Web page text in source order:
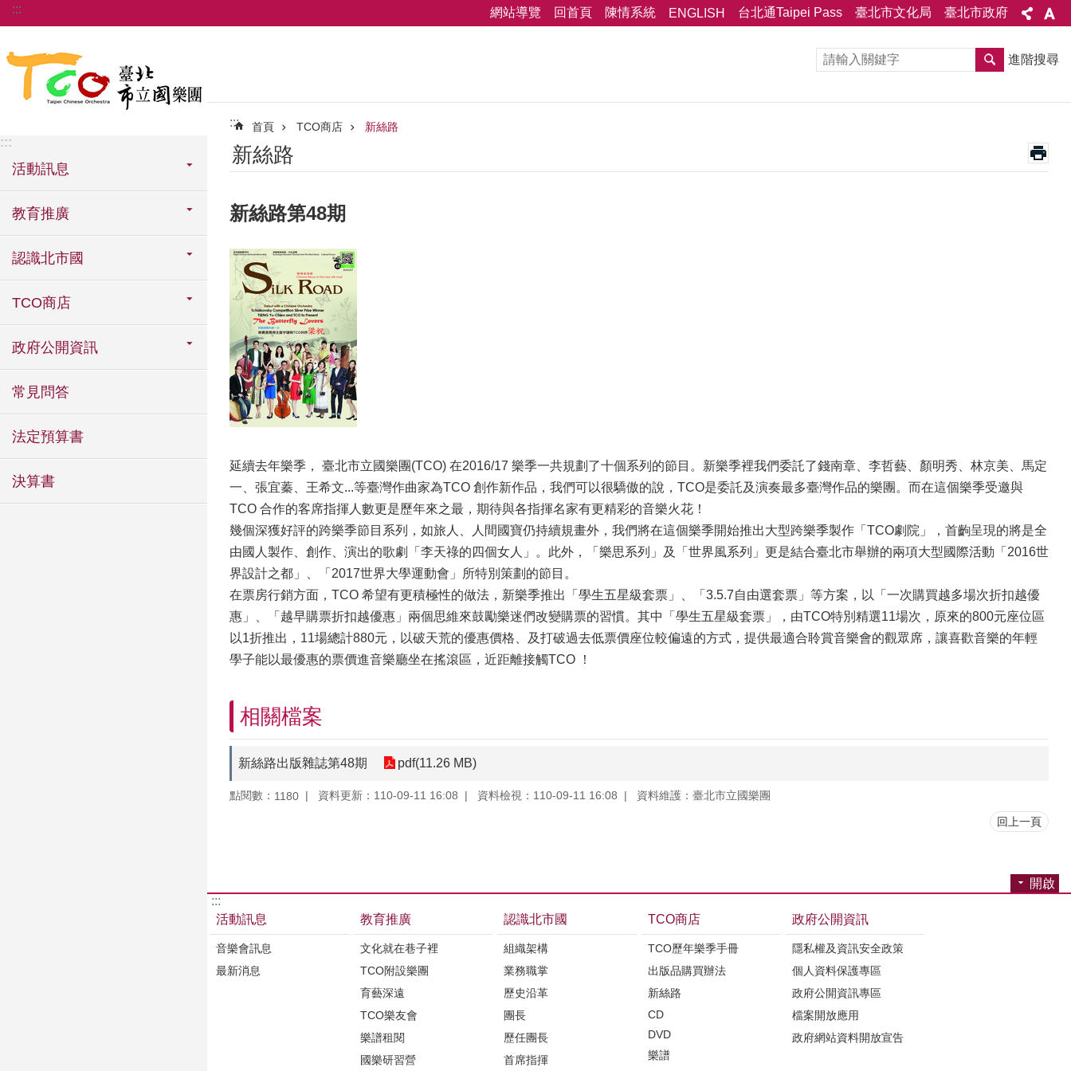
跳到主要內容區塊
::: 網站導覽 回首頁 陳情系統 ENGLISH 台北通Taipei Pass 臺北市文化局 臺北市政府
:::
活動訊息
教育推廣
認識北市國
TCO商店
政府公開資訊
常見問答
法定預算書
決算書
進階搜尋
::: 首頁 TCO商店 新絲路
新絲路
新絲路第48期
延續去年樂季， 臺北市立國樂團(TCO) 在2016/17 樂季一共規劃了十個系列的節目。新樂季裡我們委託了錢南章、李哲藝、顏明秀、林京美、馬定
一、張宜蓁、王希文...等臺灣作曲家為TCO 創作新作品，我們可以很驕傲的說，TCO是委託及演奏最多臺灣作品的樂團。而在這個樂季受邀與
TCO 合作的客席指揮人數更是歷年來之最，期待與各指揮名家有更精彩的音樂火花！
幾個深獲好評的跨樂季節目系列，如旅人、人間國寶仍持續規畫外，我們將在這個樂季開始推出大型跨樂季製作「TCO劇院」，首齣呈現的將是全
由國人製作、創作、演出的歌劇「李天祿的四個女人」。此外，「樂思系列」及「世界風系列」更是結合臺北市舉辦的兩項大型國際活動「2016世
界設計之都」、「2017世界大學運動會」所特別策劃的節目。
在票房行銷方面，TCO 希望有更積極性的做法，新樂季推出「學生五星級套票」、「3.5.7自由選套票」等方案，以「一次購買越多場次折扣越優
惠」、「越早購票折扣越優惠」兩個思維來鼓勵樂迷們改變購票的習慣。其中「學生五星級套票」，由TCO特別精選11場次，原來的800元座位區
以1折推出，11場總計880元，以破天荒的優惠價格、及打破過去低票價座位較偏遠的方式，提供最適合聆賞音樂會的觀眾席，讓喜歡音樂的年輕
學子能以最優惠的票價進音樂廳坐在搖滾區，近距離接觸TCO ！
相關檔案
新絲路出版雜誌第48期 pdf(11.26 MB)
點閱數： 1180 資料更新：110-09-11 16:08 資料檢視：110-09-11 16:08 資料維護：臺北市立國樂團
回上一頁
開啟
:::
活動訊息
音樂會訊息
最新消息
教育推廣
文化就在巷子裡
TCO附設樂團
育藝深遠
TCO樂友會
樂譜租閱
國樂研習營
認識北市國
組織架構
業務職掌
歷史沿革
團長
歷任團長
首席指揮
TCO商店
TCO歷年樂季手冊
出版品購買辦法
新絲路
CD
DVD
樂譜
政府公開資訊
隱私權及資訊安全政策
個人資料保護專區
政府公開資訊專區
檔案開放應用
政府網站資料開放宣告